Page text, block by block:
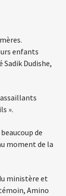
enfants
Sadik Dudishe,
».
de
moment de la
ministère et
Amino